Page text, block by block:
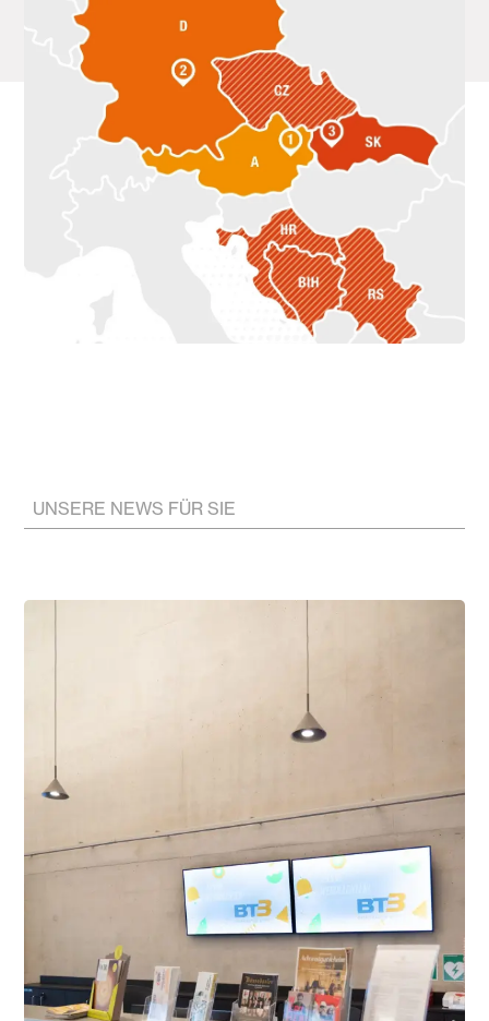
UNSERE NEWS FÜR SIE